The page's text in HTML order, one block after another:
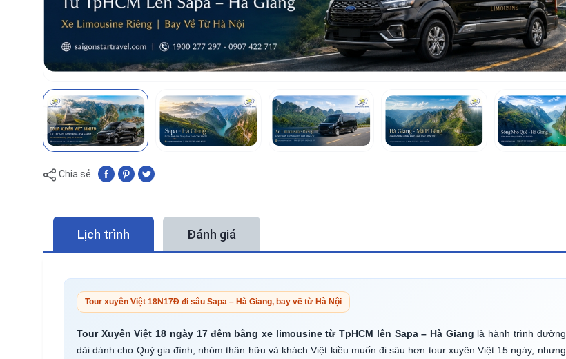
Chia sẻ
Lịch trình Đánh giá
Tour xuyên Việt 18N17Đ đi sâu Sapa – Hà Giang, bay về từ Hà Nội
Tour Xuyên Việt 18 ngày 17 đêm bằng xe limousine từ TpHCM lên Sapa – Hà Giang là hành trình đường
dài dành cho Quý gia đình, nhóm thân hữu và khách Việt kiều muốn đi sâu hơn tour xuyên Việt 15 ngày, nhưng